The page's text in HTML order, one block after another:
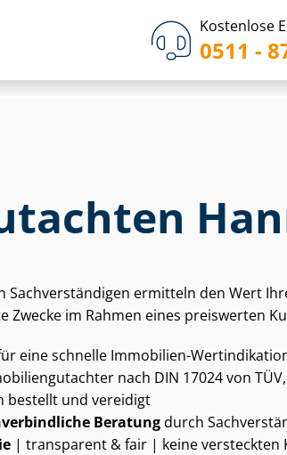
Kostenlose
0511 -
Sach­ver­stän­di­gen ermitteln den Wert
Zwecke im Rahmen eines preiswerten
eine schnelle Immobilien-
nach DIN 17024 von TÜV,
bestellt und vereidigt
Beratungdurch
| transparent & fair | keine versteckten